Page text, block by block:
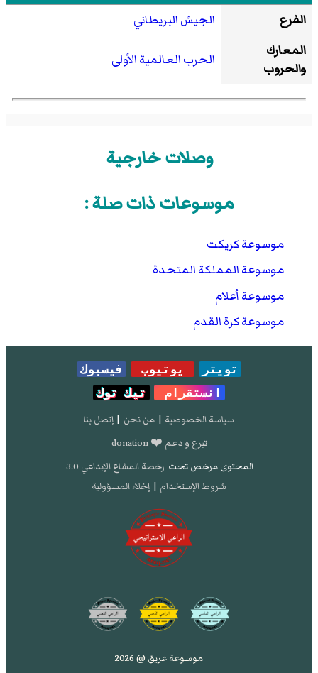
الفرع
الجيش البريطاني
المعارك
والحروب
الحرب العالمية الأولى
وصلات خارجية
موسوعات ذات صلة :
موسوعة كريكت
موسوعة المملكة المتحدة
موسوعة أعلام
موسوعة كرة القدم
تويتر يوتيوب
فيسبوك
انستقرام
تيك توك
سياسة الخصوصية | من نحن | إتصل بنا
تبرع و دعم ❤️ donation
المحتوى مرخص تحت رخصة المشاع الإبداعي 3.0
شروط الإستخدام | إخلاء المسؤولية
موسوعة عريق @ 2026